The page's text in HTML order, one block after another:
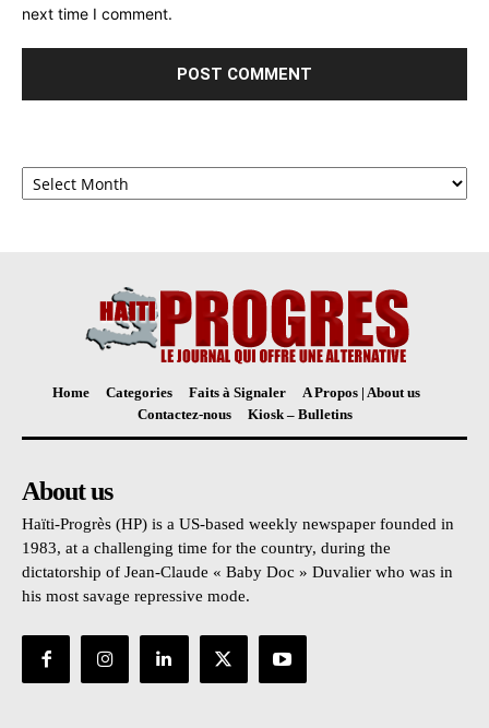
next time I comment.
Archives
Home Categories Faits à Signaler
A Propos | About us
Contactez-nous
Kiosk – Bulletins
About us
Haïti-Progrès (HP) is a US-based weekly newspaper founded in
1983, at a challenging time for the country, during the
dictatorship of Jean-Claude « Baby Doc » Duvalier who was in
his most savage repressive mode.